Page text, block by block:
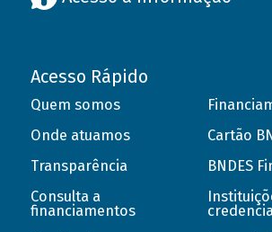
Acesso Rápido
Quem somos
Onde atuamos
Transparência
Consulta a
financiamentos
Cartão
BNDES